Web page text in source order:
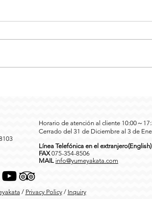
Horario de atención al cliente 10:00～
Cerrado del 31 de Diciembre al 3 de
Línea Telefónica en el extranjero(English)
FAX075-354-8506
MAIL info@yumeyakata.com
/ Privacy Policy/ Inquiry